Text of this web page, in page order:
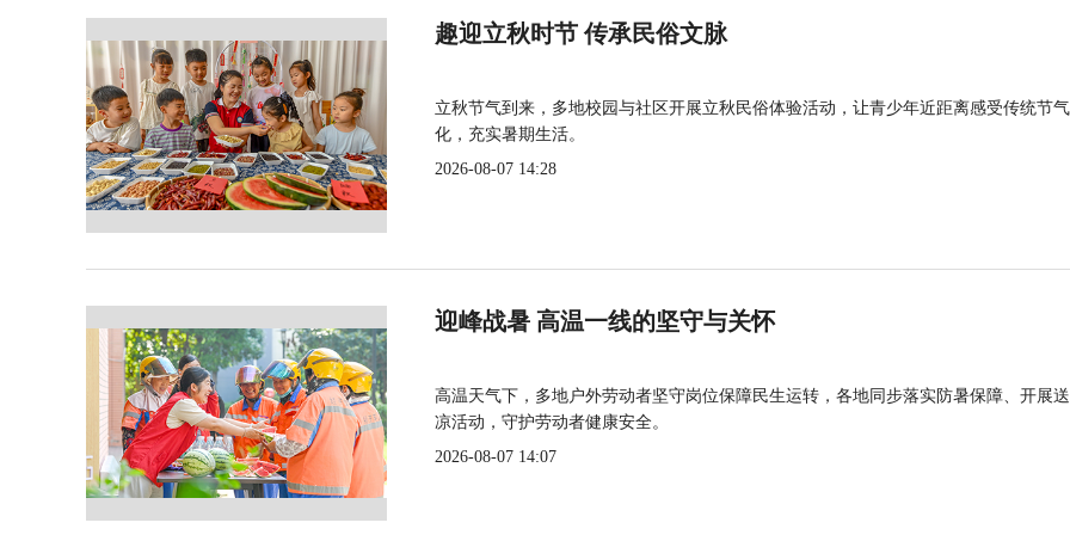
趣迎立秋时节 传承民俗文脉
立秋节气到来，多地校园与社区开展立秋民俗体验活动，让青少年近距离感受传统节
化，充实暑期生活。
2026-08-07 14:28
迎峰战暑 高温一线的坚守与关怀
高温天气下，多地户外劳动者坚守岗位保障民生运转，各地同步落实防暑保障、开展
凉活动，守护劳动者健康安全。
2026-08-07 14:07